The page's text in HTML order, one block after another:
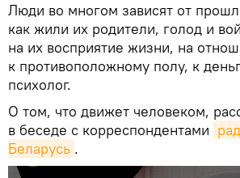
Люди во многом зависят от
как жили их родители, голод и
на их восприятие жизни, на
к противоположному полу, к
психолог.
О том, что движет человеком,
в беседе с корреспондентами
Беларусь .